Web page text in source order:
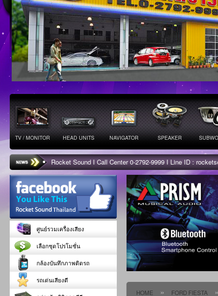
TV / MONITOR HEAD UNITS NAVIGATOR SPEAKER
Rocket Sound I Call Center 0-2792-9999 I Line ID :
HOME » FORD FIESTA
ศูนย์รวมเครื่องเสียง
เลือกชุดโปรโมชั่น
กล้องบันทึกภาพติดรถ
รถเด่นเสียงดี